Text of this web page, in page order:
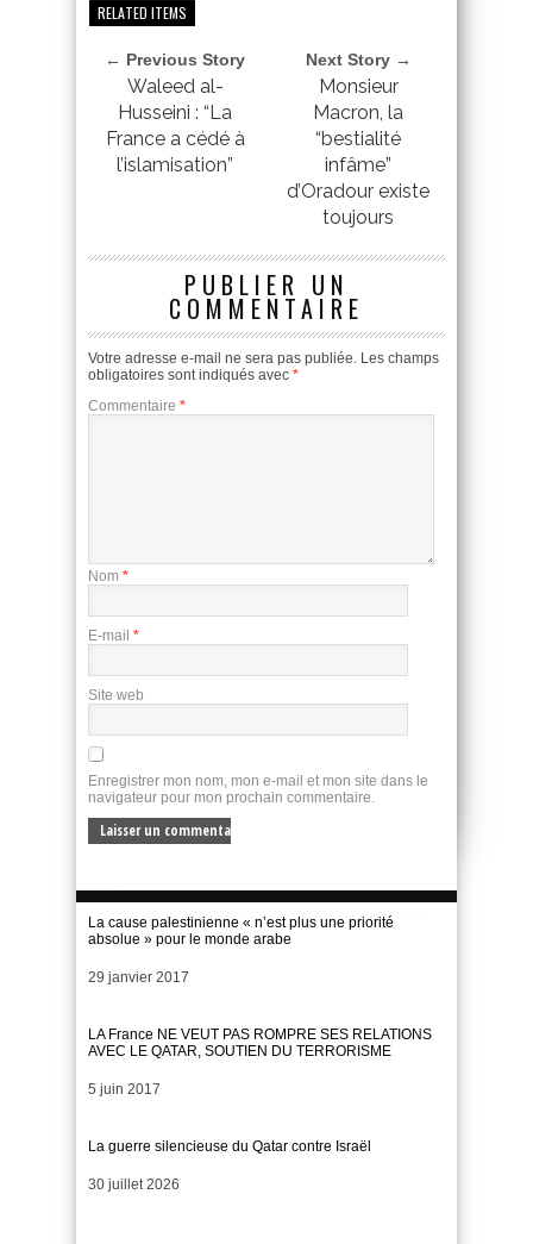
RELATED ITEMS
← Previous Story
Waleed al-
Husseini : “La
France a cédé à
l’islamisation”
Next Story →
Monsieur
Macron, la
“bestialité
infâme”
d’Oradour existe
toujours
PUBLIER UN
COMMENTAIRE
Votre adresse e-mail ne sera pas publiée. Les champs
obligatoires sont indiqués avec *
Commentaire *
Nom *
E-mail *
Site web
Enregistrer mon nom, mon e-mail et mon site dans le
navigateur pour mon prochain commentaire.
La cause palestinienne « n’est plus une priorité
absolue » pour le monde arabe
Date
29 janvier 2017
LA France NE VEUT PAS ROMPRE SES RELATIONS
AVEC LE QATAR, SOUTIEN DU TERRORISME
Date
5 juin 2017
La guerre silencieuse du Qatar contre Israël
Date
30 juillet 2026